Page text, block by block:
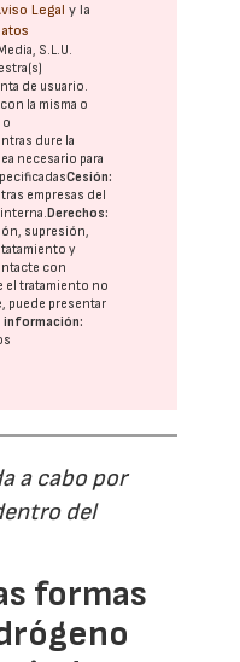
Legal y la
S.L.U.
de usuario.
la misma o
o
dure la
necesario para
Cesión:
empresas del
Derechos:
supresión,
y
con
el tratamiento no
puede presentar
información:
a cabo por
del
formas